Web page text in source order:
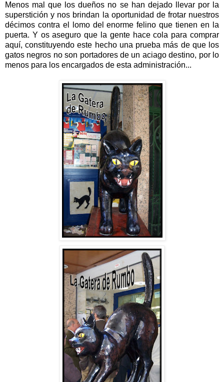
Menos mal que los dueños no se han dejado llevar por la
superstición y nos brindan la oportunidad de frotar nuestros
décimos contra el lomo del enorme felino que tienen en la
puerta. Y os aseguro que la gente hace cola para comprar
aquí, constituyendo este hecho una prueba más de que los
gatos negros no son portadores de un aciago destino, por lo
menos para los encargados de esta administración...